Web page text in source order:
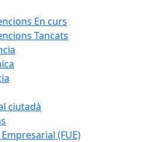
En curs
Tancats
ciutadà
(FUE)